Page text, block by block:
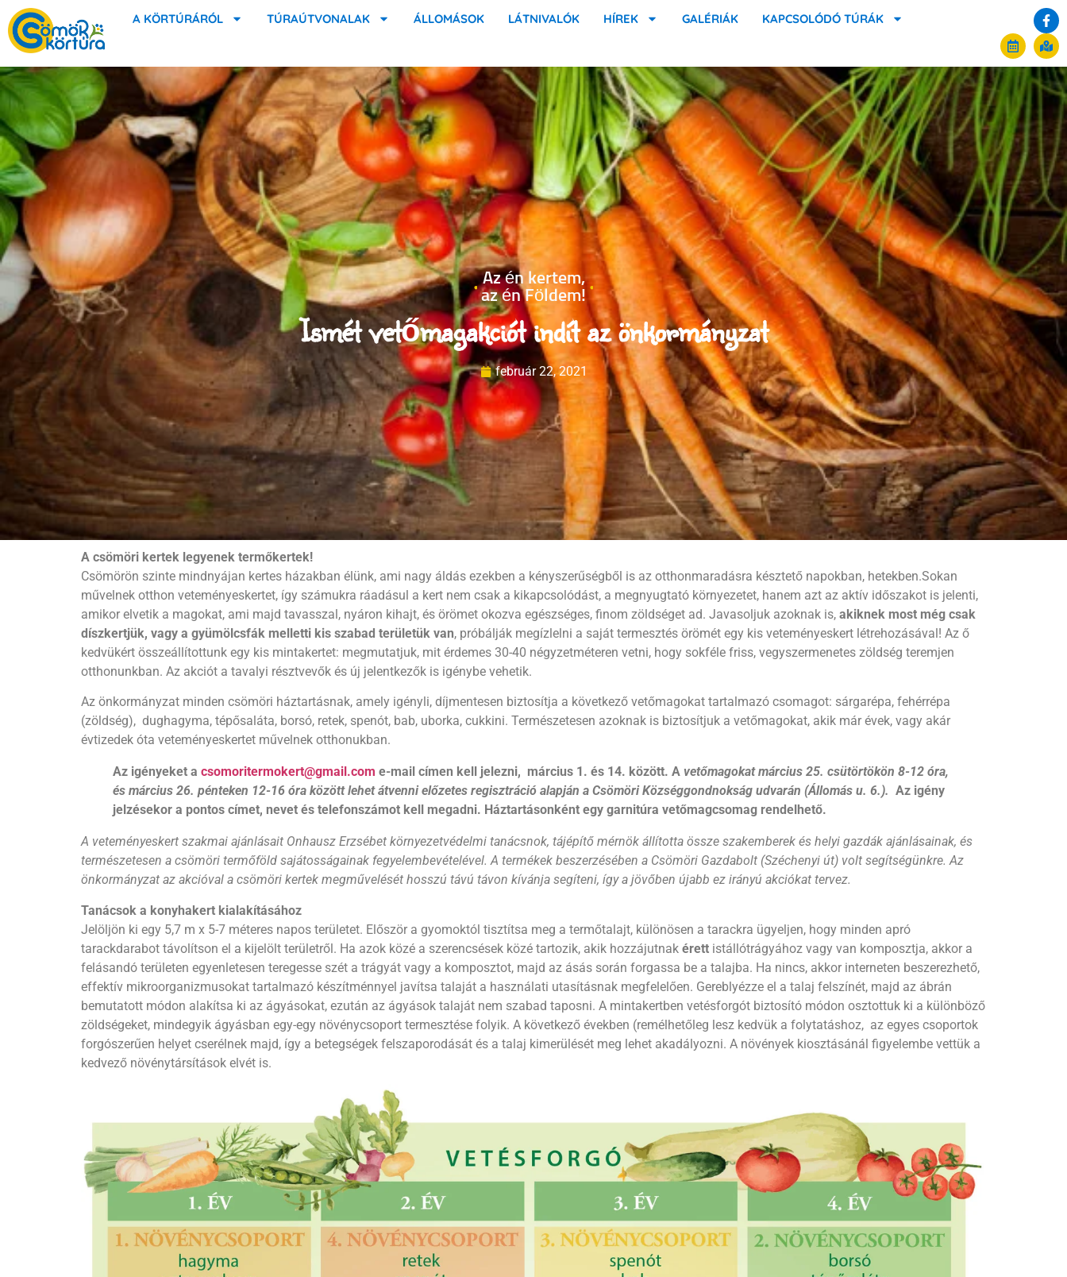
A KÖRTÚRÁRÓL TÚRAÚTVONALAK ÁLLOMÁSOK LÁTNIVALÓK HÍREK GALÉRIÁK KAPCSOLÓDÓ TÚRÁK
Az én kertem,
az én Földem!
Ismét vetőmagakciót indít az önkormányzat
február 22, 2021
A csömöri kertek legyenek termőkertek!
Csömörön szinte mindnyájan kertes házakban élünk, ami nagy áldás ezekben a kényszerűségből is az otthonmaradásra késztető napokban, hetekben.Sokan
művelnek otthon veteményeskertet, így számukra ráadásul a kert nem csak a kikapcsolódást, a megnyugtató környezetet, hanem azt az aktív időszakot is jelenti,
amikor elvetik a magokat, ami majd tavasszal, nyáron kihajt, és örömet okozva egészséges, finom zöldséget ad. Javasoljuk azoknak is, akiknek most még csak
díszkertjük, vagy a gyümölcsfák melletti kis szabad területük van, próbálják megízlelni a saját termesztés örömét egy kis veteményeskert létrehozásával! Az ő
kedvükért összeállítottunk egy kis mintakertet: megmutatjuk, mit érdemes 30-40 négyzetméteren vetni, hogy sokféle friss, vegyszermenetes zöldség teremjen
otthonunkban. Az akciót a tavalyi résztvevők és új jelentkezők is igénybe vehetik.
Az önkormányzat minden csömöri háztartásnak, amely igényli, díjmentesen biztosítja a következő vetőmagokat tartalmazó csomagot: sárgarépa, fehérrépa
(zöldség), dughagyma, tépősaláta, borsó, retek, spenót, bab, uborka, cukkini. Természetesen azoknak is biztosítjuk a vetőmagokat, akik már évek, vagy akár
évtizedek óta veteményeskertet művelnek otthonukban.
Az igényeket a csomoritermokert@gmail.com e-mail címen kell jelezni, március 1. és 14. között. A vetőmagokat március 25. csütörtökön 8-12 óra,
és március 26. pénteken 12-16 óra között lehet átvenni előzetes regisztráció alapján a Csömöri Községgondnokság udvarán (Állomás u. 6.). Az igény
jelzésekor a pontos címet, nevet és telefonszámot kell megadni. Háztartásonként egy garnitúra vetőmagcsomag rendelhető.
A veteményeskert szakmai ajánlásait Onhausz Erzsébet környezetvédelmi tanácsnok, tájépítő mérnök állította össze szakemberek és helyi gazdák ajánlásainak, és
természetesen a csömöri termőföld sajátosságainak fegyelembevételével. A termékek beszerzésében a Csömöri Gazdabolt (Széchenyi út) volt segítségünkre.Az
önkormányzat az akcióval a csömöri kertek megművelését hosszú távú távon kívánja segíteni, így a jövőben újabb ez irányú akciókat tervez.
Tanácsok a konyhakert kialakításához
Jelöljön ki egy 5,7 m x 5-7 méteres napos területet. Először a gyomoktól tisztítsa meg a termőtalajt, különösen a tarackra ügyeljen, hogy minden apró
tarackdarabot távolítson el a kijelölt területről. Ha azok közé a szerencsések közé tartozik, akik hozzájutnak érett istállótrágyához vagy van komposztja, akkor a
felásandó területen egyenletesen teregesse szét a trágyát vagy a komposztot, majd az ásás során forgassa be a talajba. Ha nincs, akkor interneten beszerezhető,
effektív mikroorganizmusokat tartalmazó készítménnyel javítsa talaját a használati utasításnak megfelelően. Gereblyézze el a talaj felszínét, majd az ábrán
bemutatott módon alakítsa ki az ágyásokat, ezután az ágyások talaját nem szabad taposni. A mintakertben vetésforgót biztosító módon osztottuk ki a különböző
zöldségeket, mindegyik ágyásban egy-egy növénycsoport termesztése folyik. A következő években (remélhetőleg lesz kedvük a folytatáshoz, az egyes csoportok
forgószerűen helyet cserélnek majd, így a betegségek felszaporodását és a talaj kimerülését meg lehet akadályozni. A növények kiosztásánál figyelembe vettük a
kedvező növénytársítások elvét is.